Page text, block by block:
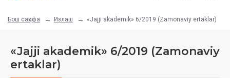
Бош саҳифа Излаш «Jajji akademik» 6/2019 (Zamonaviy ertaklar)
«Jajji akademik» 6/2019 (Zamonaviy
ertaklar)